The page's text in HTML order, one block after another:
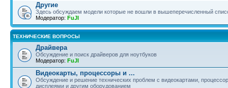
Другие
Здесь обсуждаем модели которые не вошли в вышеперечисленный
Модератор: FuJI
ТЕХНИЧЕСКИЕ ВОПРОСЫ
Драйвера
Обсуждение и поиск драйверов для ноутбуков
Модератор: FuJI
Видеокарты, процессоры и ...
Обсуждение и решение технических проблем с видеокартами,
дисплеями и другим оборудованием